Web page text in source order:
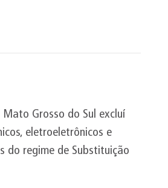
Grosso do Sul excluí
eletroeletrônicos e
do regime de Substituição